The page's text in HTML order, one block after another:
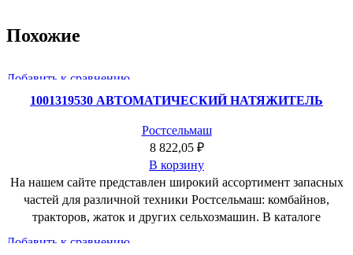
Похожие
Добавить к сравнению
Быстрый просмотр
1001319530 АВТОМАТИЧЕСКИЙ НАТЯЖИТЕЛЬ
Ростсельмаш
8 822,05 ₽
В корзину
На нашем сайте представлен широкий ассортимент запасных
частей для различной техники Ростсельмаш: комбайнов,
тракторов, жаток и других сельхозмашин. В каталоге
Добавить к сравнению